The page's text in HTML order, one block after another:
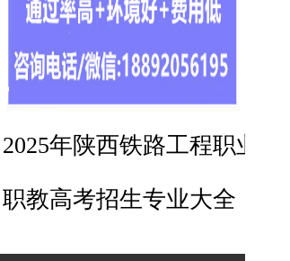
2025年陕西铁路工程职业技
职教高考招生专业大全